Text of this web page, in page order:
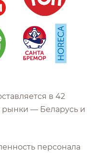
в 42
— Беларусь и
персонала